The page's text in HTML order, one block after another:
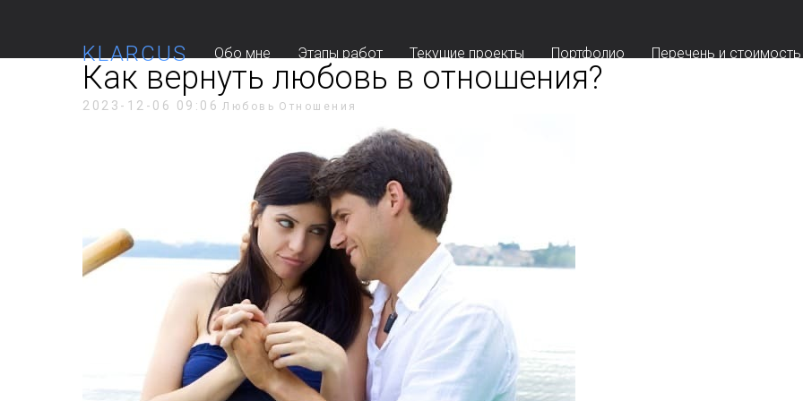
KLARCUS Обо мне Этапы работ Текущие проекты Портфолио Перечень и стоимость
Как вернуть любовь в отношения?
2023-12-06 09:06 Любовь Отношения